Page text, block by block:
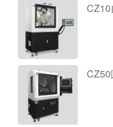
CZ10
CZ50